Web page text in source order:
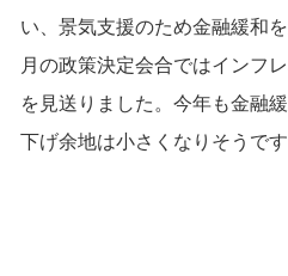
い、景気支援のため金融緩和
月の政策決定会合ではインフ
を見送りました。今年も金融
下げ余地は小さくなりそうです